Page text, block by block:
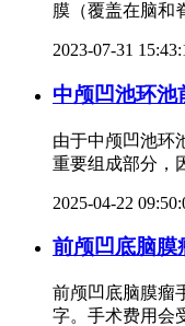
膜（覆盖在脑和
2023-07-31
中颅凹池环池
由于中颅凹池环
重要组成部分，
2025-04-22
前颅凹底脑膜
前颅凹底脑膜瘤
字。手术费用会